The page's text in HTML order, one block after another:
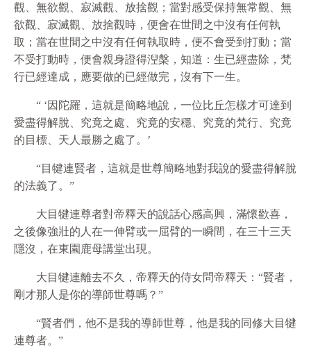
觀、無欲觀、寂滅觀、放捨觀；當對感受保持無常觀、無
欲觀、寂滅觀、放捨觀時，便會在世間之中沒有任何執
取；當在世間之中沒有任何執取時，便不會受到打動；當
不受打動時，便會親身證得湼槃，知道：生已經盡除，梵
行已經達成，應要做的已經做完，沒有下一生。
“ ‘因陀羅，這就是簡略地說，一位比丘怎樣才可達到
愛盡得解脫、究竟之處、究竟的安穩、究竟的梵行、究竟
的目標、天人最勝之處了。’
“目犍連賢者，這就是世尊簡略地對我說的愛盡得解脫
的法義了。”
大目犍連尊者對帝釋天的說話心感高興，滿懷歡喜，
之後像強壯的人在一伸臂或一屈臂的一瞬間，在三十三天
隱沒，在東園鹿母講堂出現。
大目犍連離去不久，帝釋天的侍女問帝釋天：“賢者，
剛才那人是你的導師世尊嗎？”
“賢者們，他不是我的導師世尊，他是我的同修大目犍
連尊者。”